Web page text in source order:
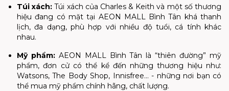
Túi xách:Túi xách của Charles & Keith và một số thương
hiệu đang có mặt tại AEON MALL Bình Tân khá thanh
lịch, đa dạng, phù hợp với nhiều độ tuổi, cá tính khác
nhau.
Mỹ phẩm:AEON MALL Bình Tân là “thiên đường” mỹ
phẩm, đơn cử có thể kể đến những thương hiệu như:
Watsons, The Body Shop, Innisfree… - những nơi bạn có
thể mua mỹ phẩm chính hãng, chất lượng.